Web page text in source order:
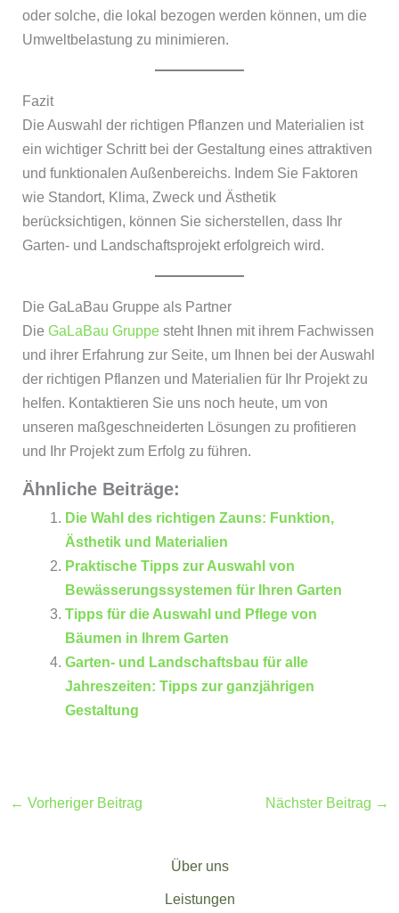
oder solche, die lokal bezogen werden können, um die
Umweltbelastung zu minimieren.
Fazit
Die Auswahl der richtigen Pflanzen und Materialien ist
ein wichtiger Schritt bei der Gestaltung eines attraktiven
und funktionalen Außenbereichs. Indem Sie Faktoren
wie Standort, Klima, Zweck und Ästhetik
berücksichtigen, können Sie sicherstellen, dass Ihr
Garten- und Landschaftsprojekt erfolgreich wird.
Die GaLaBau Gruppe als Partner
Die GaLaBau Gruppesteht Ihnen mit ihrem Fachwissen
und ihrer Erfahrung zur Seite, um Ihnen bei der Auswahl
der richtigen Pflanzen und Materialien für Ihr Projekt zu
helfen. Kontaktieren Sie uns noch heute, um von
unseren maßgeschneiderten Lösungen zu profitieren
und Ihr Projekt zum Erfolg zu führen.
Ähnliche Beiträge:
Die Wahl des richtigen Zauns: Funktion,
Ästhetik und Materialien
Praktische Tipps zur Auswahl von
Bewässerungssystemen für Ihren Garten
Tipps für die Auswahl und Pflege von
Bäumen in Ihrem Garten
Garten- und Landschaftsbau für alle
Jahreszeiten: Tipps zur ganzjährigen
Gestaltung
← Vorheriger Beitrag Nächster Beitrag →
Über uns
Leistungen